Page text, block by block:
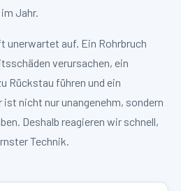
Jahr.
auf. Ein Rohrbruch
verursachen, ein
Rückstau führen und ein
nicht nur unangenehm, sondern
Deshalb reagieren wir schnell,
Technik.